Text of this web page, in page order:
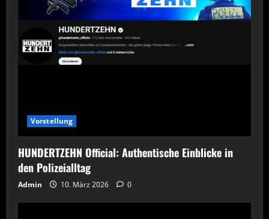
Vorstellung
HUNDERTZEHN Official: Authentische Einblicke in
den Polizeialltag
Admin 10. März 2026 0